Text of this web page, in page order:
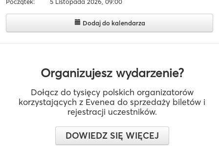
Dodaj do kalendarza
Organizujesz wydarzenie?
Dołącz do tysięcy polskich organizatorów
korzystających z Evenea do sprzedaży biletów i
rejestracji uczestników.
DOWIEDZ SIĘ WIĘCEJ